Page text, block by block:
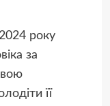
року
за
її